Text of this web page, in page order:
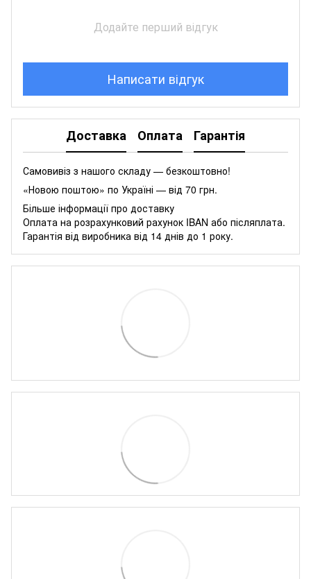
Додайте перший відгук
Написати відгук
Доставка Оплата Гарантія
Самовивіз з нашого складу — безкоштовно!
«Новою поштою» по Україні — від 70 грн.
Більше інформації про доставку
Оплата на розрахунковий рахунок IBAN або післяплата.
Гарантія від виробника від 14 днів до 1 року.